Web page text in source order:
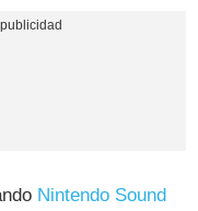
Nintendo Sound